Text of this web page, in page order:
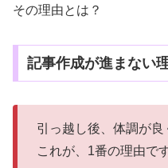
その理由とは？
記事作成が進まない
引っ越し後、体調が良
これが、1番の理由です